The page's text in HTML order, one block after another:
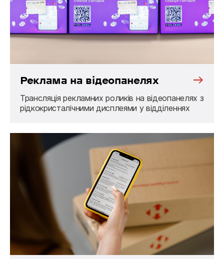
Реклама на відеопанелях
Трансляція рекламних роликів на відеопанелях з
рідкокристалічними дисплеями у відділеннях